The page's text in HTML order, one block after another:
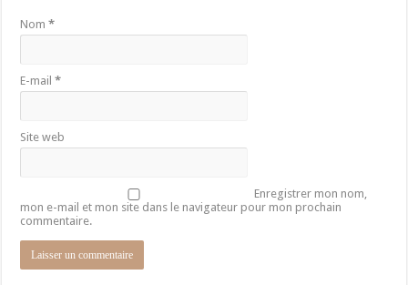
Nom*
E-mail*
Site web
Enregistrer mon nom,
mon e-mail et mon site dans le navigateur pour mon prochain
commentaire.